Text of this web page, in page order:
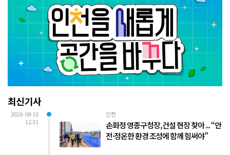
최신기사
2026-08-10
11:31
인천
손화정 영종구청장, 건설 현장 찾아 ... “안
전·정온한 환경 조성에 함께 힘써야”